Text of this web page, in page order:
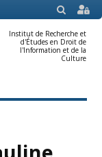
SEARCH
Institut de Recherche et
d'Études en Droit de
l'Information et de la
Culture